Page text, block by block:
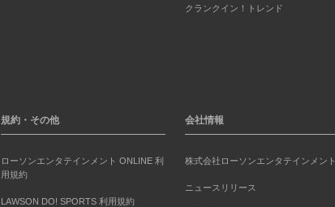
クランクイン！トレンド
規約・その他
ローソンエンタテインメント ONLINE 利
用規約
LAWSON DO! SPORTS 利用規約
会社情報
株式会社ローソンエンタテインメント
ニュースリリース